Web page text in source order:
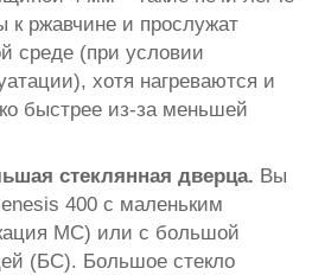
к ржавчине и прослужат
среде (при условии
хотя нагреваются и
быстрее из-за меньшей
стеклянная дверца. Вы
400 с маленьким
МС) или с большой
(БС). Большое стекло